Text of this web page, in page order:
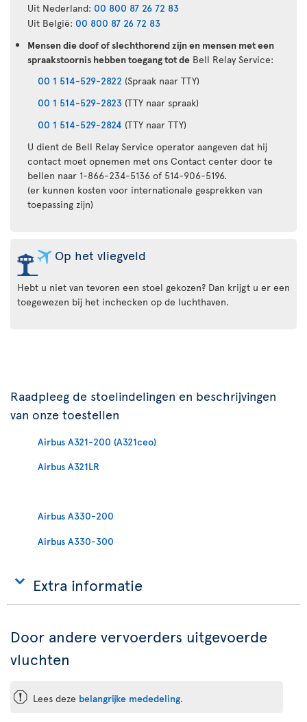
Uit Nederland: 00 800 87 26 72 83
Uit België: 00 800 87 26 72 83
Mensen die doof of slechthorend zijn en mensen met een
spraakstoornis hebben toegang tot de Bell Relay Service:
00 1 514-529-2822 (Spraak naar TTY)
00 1 514-529-2823 (TTY naar spraak)
00 1 514-529-2824 (TTY naar TTY)
U dient de Bell Relay Service operator aangeven dat hij
contact moet opnemen met ons Contact center door te
bellen naar 1-866-234-5136 of 514-906-5196.
(er kunnen kosten voor internationale gesprekken van
toepassing zijn)
Op het vliegveld
Hebt u niet van tevoren een stoel gekozen? Dan krijgt u er een
toegewezen bij het inchecken op de luchthaven.
Raadpleeg de stoelindelingen en beschrijvingen
van onze toestellen
Airbus A321-200 (A321ceo)
Airbus A321LR
Airbus A330-200
Airbus A330-300
Extra informatie
Door andere vervoerders uitgevoerde
vluchten
ü Lees deze belangrijke mededeling.